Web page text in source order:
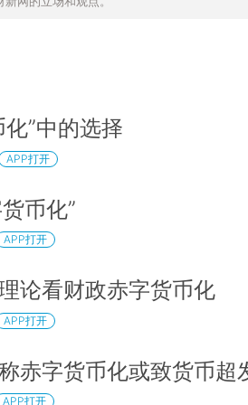
”中的选择
APP打开
币化”
APP打开
论看财政赤字货币化
APP打开
称赤字货币化或致货币超
APP打开